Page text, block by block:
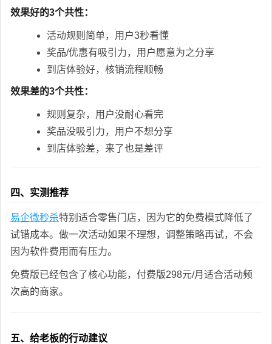
效果好的3个共性：
活动规则简单，用户3秒看懂
奖品/优惠有吸引力，用户愿意为之分享
到店体验好，核销流程顺畅
效果差的3个共性：
规则复杂，用户没耐心看完
奖品没吸引力，用户不想分享
到店体验差，来了也是差评
四、实测推荐
易企微秒杀特别适合零售门店，因为它的免费模式降低了
试错成本。做一次活动如果不理想，调整策略再试，不会
因为软件费用而有压力。
免费版已经包含了核心功能，付费版298元/月适合活动频
次高的商家。
五、给老板的行动建议